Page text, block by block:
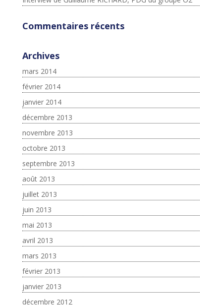
Commentaires récents
Archives
mars 2014
février 2014
janvier 2014
décembre 2013
novembre 2013
octobre 2013
septembre 2013
août 2013
juillet 2013
juin 2013
mai 2013
avril 2013
mars 2013
février 2013
janvier 2013
décembre 2012